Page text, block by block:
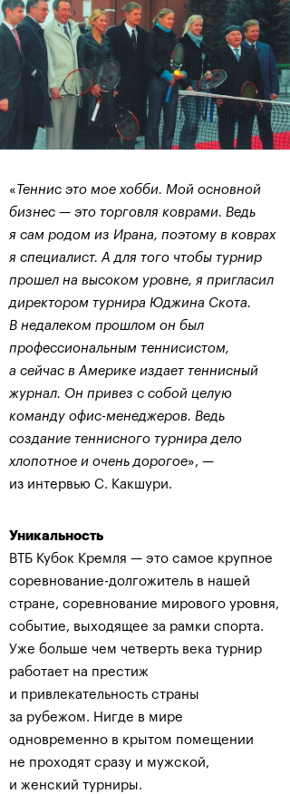
« Теннис это мое хобби. Мой основной
бизнес — это торговля коврами. Ведь
я сам родом из Ирана, поэтому в коврах
я специалист. А для того чтобы турнир
прошел на высоком уровне, я пригласил
директором турнира Юджина Скота.
В недалеком прошлом он был
профессиональным теннисистом,
а сейчас в Америке издает теннисный
журнал. Он привез с собой целую
команду офис-менеджеров. Ведь
создание теннисного турнира дело
хлопотное и очень дорогое», —
из интервью С. Какшури.
Уникальность
ВТБ Кубок Кремля — это самое крупное
соревнование-долгожитель в нашей
стране, соревнование мирового уровня,
событие, выходящее за рамки спорта.
Уже больше чем четверть века турнир
работает на престиж
и привлекательность страны
за рубежом. Нигде в мире
одновременно в крытом помещении
не проходят сразу и мужской,
и женский турниры.